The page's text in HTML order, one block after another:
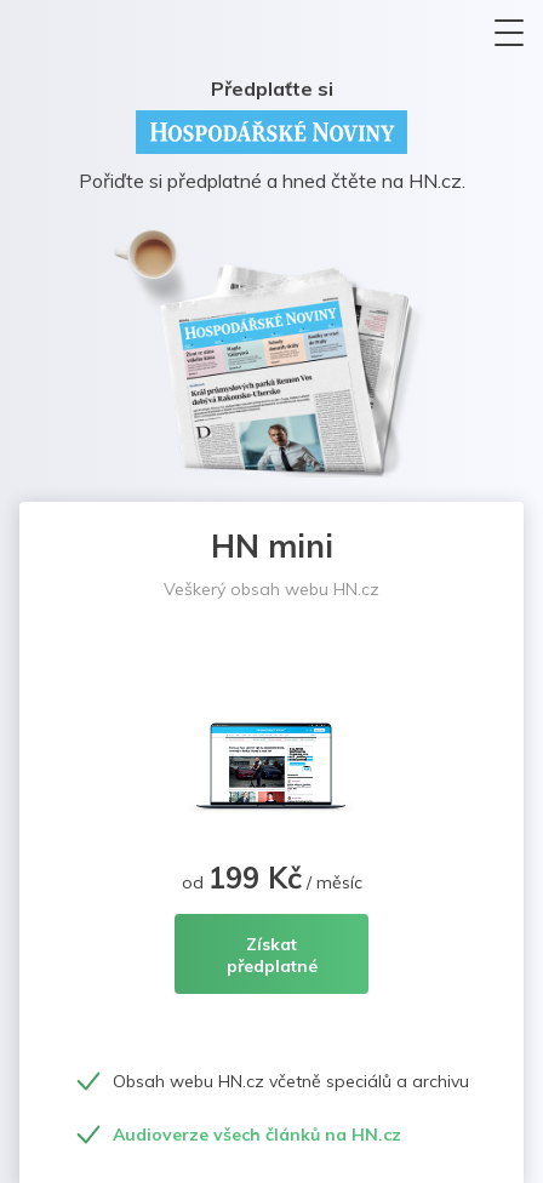
Předplaťte si
Pořiďte si předplatné a hned čtěte na HN.cz.
HN mini
Veškerý obsah webu HN.cz
od 199 Kč/ měsíc
Získat
předplatné
Obsah webu HN.cz včetně speciálů a archivu
Audioverze všech článků na HN.cz